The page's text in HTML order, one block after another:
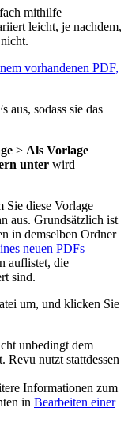
mithilfe
leicht, je nachdem,
vorhandenen PDF,
aus, sodass sie das
> Als Vorlage
unter wird
Sie diese Vorlage
aus. Grundsätzlich ist
in demselben Ordner
neuen PDFs
auflistet, die
sind.
um, und klicken Sie
unbedingt dem
Revu nutzt stattdessen
Informationen zum
in Bearbeiten einer